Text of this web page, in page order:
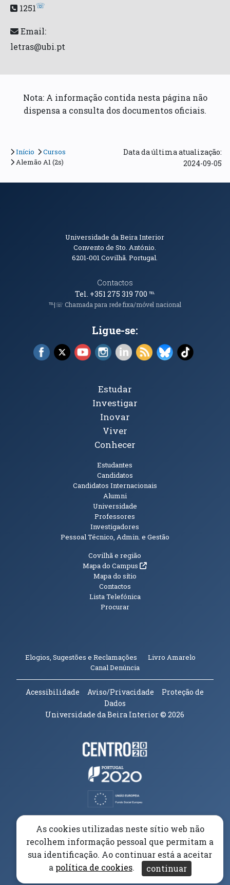
1251☏
Email:
letras@ubi.pt
Nota: A informação contida nesta página não
dispensa a consulta dos documentos oficiais.
Início
Cursos
Alemão A1 (2s)
Data da última atualização:
2024-09-05
Informações de Contacto
Universidade da Beira Interior
Convento de Sto. António.
6201-001Covilhã. Portugal.
Contactos
Tel. +351 275 319 700℡
℡|☏ Chamada para rede fixa/móvel nacional
Ligue-se:
Facebook (abre em nova janela)
X (abre em nova janela)
YouTube (abre em nova janela)
Instagram (abre em nova janela)
LinkedIn (abre em nova
RSS (abre em nova
Bluesky (abre
TikTok
Tópicos Principais
Estudar
Investigar
Inovar
Viver
Conhecer
Estudantes
Candidatos
Candidatos Internacionais
Alumni
Universidade
Professores
Investigadores
Pessoal Técnico, Admin. e Gestão
Informações Adicionais
Covilhã e região
Mapa do Campus(abre em nova janela)
Mapa do sítio
Contactos
Lista Telefónica
Procurar
Elogios, Sugestões e Reclamações Livro Amarelo
Canal Denúncia(abre em nova janela)
Acessibilidade Aviso/Privacidade
Proteção de
Dados
Universidade da Beira Interior© 2026
Parceiros e Financiadores
(abre em nova janela)
(abre em nova janela)
As cookies utilizadas neste sítio web não
recolhem informação pessoal que permitam a
sua identificação. Ao continuar está a aceitar
a política de cookies. continuar